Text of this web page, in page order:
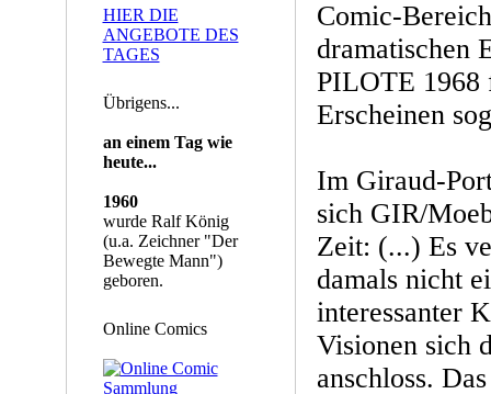
HIER DIE
ANGEBOTE DES
TAGES
Übrigens...
an einem Tag wie
heute...
1960
wurde Ralf König
(u.a. Zeichner "Der
Bewegte Mann")
geboren.
Online Comics
Comic-
dramatischen
PILOTE 1968
Erscheinen
Im Giraud-
sich GIR/
Zeit: (...) Es
damals nicht
interessanter
Visionen sich
anschloss.